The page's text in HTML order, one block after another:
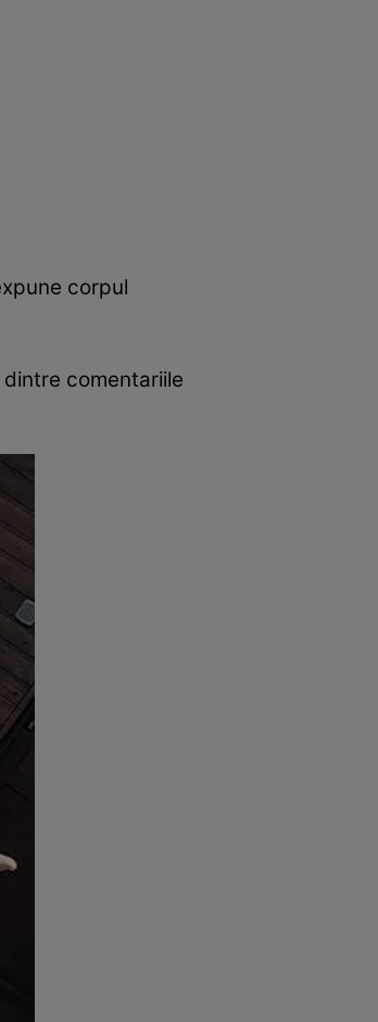
corpul
comentariile